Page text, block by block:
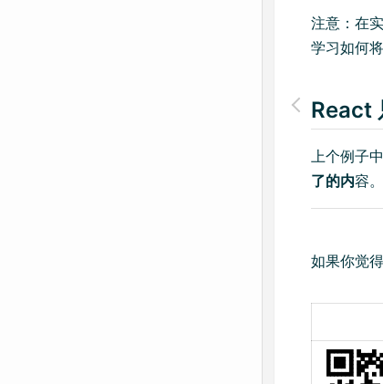
注意：在
学习如何
React
上个例子
了的内容。
如果你觉